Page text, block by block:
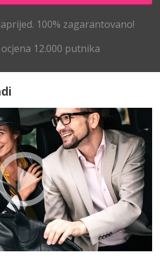
100% zagarantovano!
12.000 putnika